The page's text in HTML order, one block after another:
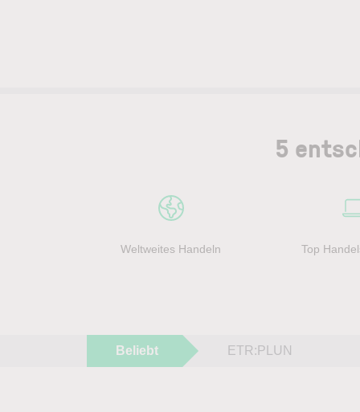
5
Weltweites Handeln Top
Beliebt ETR:PLUN